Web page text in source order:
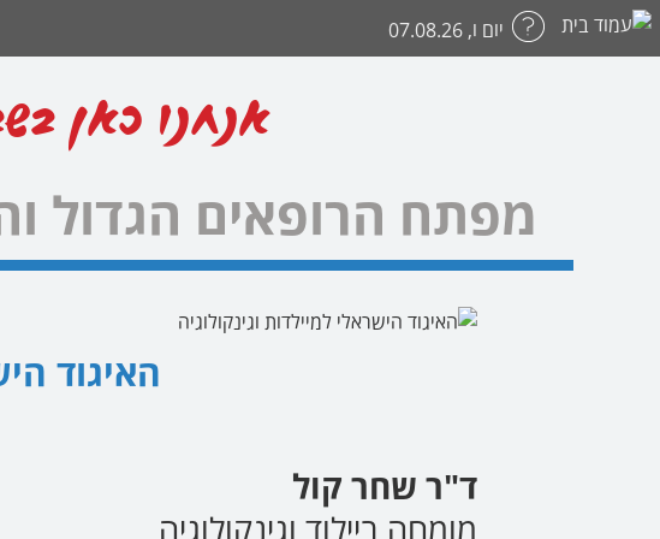
יום ו, 07.08.26
אנחנו כאן
מפתח הרופאים הגדול
האיגוד
ד"ר שחר קול
מומחה ביילוד וגינקולוגיה